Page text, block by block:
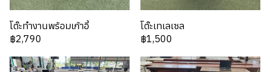
โต๊ะทำงานพร้อมเก้าอี้
฿2,790
โต๊ะเทเลเซล
฿1,500